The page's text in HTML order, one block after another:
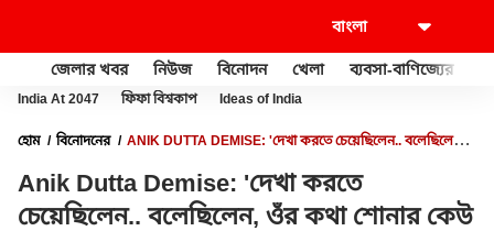
জেলার খবর নিউজ বিনোদন খেলা ব্যবসা-বাণিজ্যের
India At 2047 ফিফা বিশ্বকাপ Ideas of India
হোম বিনোদনের
ANIK DUTTA DEMISE: 'দেখা করতে চেয়েছিলেন.. বলেছিলেন,
Anik Dutta Demise: 'দেখা করতে
চেয়েছিলেন.. বলেছিলেন, ওঁর কথা শোনার কেউ